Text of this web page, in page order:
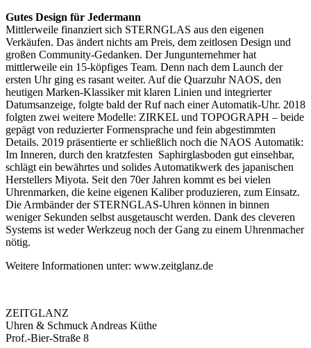
Gutes Design für Jedermann
Mittlerweile finanziert sich STERNGLAS aus den eigenen
Verkäufen. Das ändert nichts am Preis, dem zeitlosen Design und
großen Community-Gedanken. Der Jungunternehmer hat
mittlerweile ein 15-köpfiges Team. Denn nach dem Launch der
ersten Uhr ging es rasant weiter. Auf die Quarzuhr NAOS, den
heutigen Marken-Klassiker mit klaren Linien und integrierter
Datumsanzeige, folgte bald der Ruf nach einer Automatik-Uhr. 2018
folgten zwei weitere Modelle: ZIRKEL und TOPOGRAPH – beide
gepägt von reduzierter Formensprache und fein abgestimmten
Details. 2019 präsentierte er schließlich noch die NAOS Automatik:
Im Inneren, durch den kratzfesten Saphirglasboden gut einsehbar,
schlägt ein bewährtes und solides Automatikwerk des japanischen
Herstellers Miyota. Seit den 70er Jahren kommt es bei vielen
Uhrenmarken, die keine eigenen Kaliber produzieren, zum Einsatz.
Die Armbänder der STERNGLAS-Uhren können in binnen
weniger Sekunden selbst ausgetauscht werden. Dank des cleveren
Systems ist weder Werkzeug noch der Gang zu einem Uhrenmacher
nötig.
Weitere Informationen unter: www.zeitglanz.de
ZEITGLANZ
Uhren & Schmuck Andreas Küthe
Prof.-Bier-Straße 8